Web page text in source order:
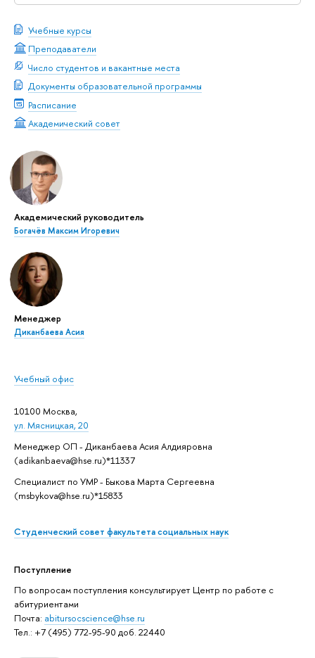
Учебные курсы
Преподаватели
Число студентов и вакантные места
Документы образовательной программы
Расписание
Академический совет
Академический руководитель
Богачёв Максим Игоревич
Менеджер
Диканбаева Асия
Учебный офис
10100 Москва,
ул. Мясницкая, 20
Менеджер ОП - Диканбаева Асия Алдияровна
(adikanbaeva@hse.ru)*11337
Специалист по УМР - Быкова Марта Сергеевна
(msbykova@hse.ru)*15833
Студенческий совет факультета социальных наук
Поступление
По вопросам поступления консультирует Центр по работе с
абитуриентами
Почта: abitursocscience@hse.ru
Тел.: +7 (495) 772-95-90 доб. 22440